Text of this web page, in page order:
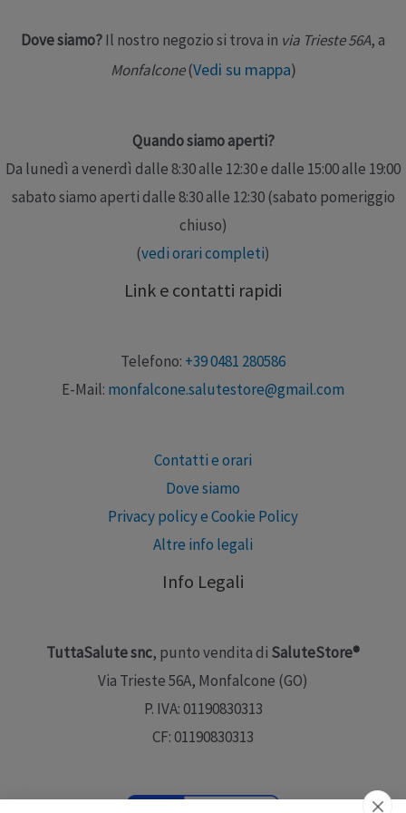
Leggi altro »
Dove siamo?Il nostro negozio si trova in via Trieste 56A, a
Monfalcone(Vedi su mappa)
Quando siamo aperti?
Da lunedì a venerdì dalle 8:30 alle 12:30 e dalle 15:00 alle 19:00
sabato siamo aperti dalle 8:30 alle 12:30 (sabato pomeriggio
chiuso)
(vedi orari completi)
Link e contatti rapidi
Telefono: +39 0481 280586
E-Mail: monfalcone.salutestore@gmail.com
Contatti e orari
Dove siamo
Privacy policy e Cookie Policy
Altre info legali
Info Legali
TuttaSalute snc, punto vendita di SaluteStore®
Via Trieste 56A, Monfalcone (GO)
P. IVA: 01190830313
CF: 01190830313